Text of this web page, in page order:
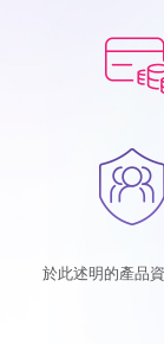
於此述明的產品